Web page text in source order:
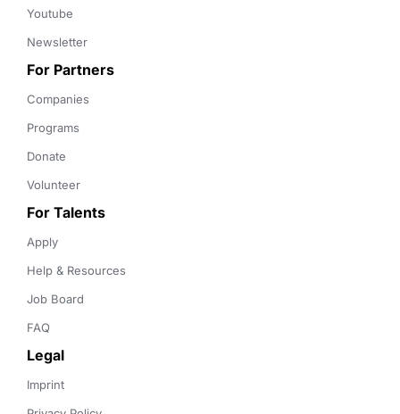
Youtube
Newsletter
For Partners
Companies
Programs
Donate
Volunteer
For Talents
Apply
Help & Resources
Job Board
FAQ
Legal
Imprint